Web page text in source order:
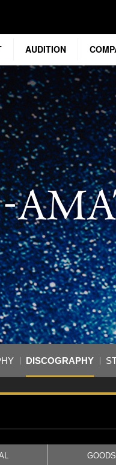
AUDITION
DISCOGRAPHY
GOODS